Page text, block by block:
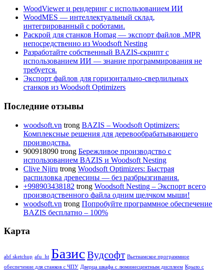
WoodViewer и рендеринг с использованием ИИ
WoodMES — интеллектуальный склад,
интегрированный с роботами.
Раскрой для станков Homag — экспорт файлов .MPR
непосредственно из Woodsoft Nesting
Разработайте собственный BAZIS-скрипт с
использованием ИИ — знание программирования не
требуется.
Экспорт файлов для горизонтально-сверлильных
станков из Woodsoft Optimizers
Последние отзывы
woodsoft.vn trong BAZIS – Woodsoft Optimizers:
Комплексные решения для деревообрабатывающего
производства.
900918090 trong Бережливое производство с
использованием BAZIS и Woodsoft Nesting
Clive Njiru trong Woodsoft Optimizers: Быстрая
распиловка древесины — без разбрызгивания.
+998903438182 trong Woodsoft Nesting – Экспорт всего
производственного файла одним щелчком мыши!
woodsoft.vn trong Попробуйте программное обеспечение
BAZIS бесплатно – 100%
Карта
abf sketchup afu_ht Базис Вудсофт Вьетнамское программное
обеспечение для станков с ЧПУ Дверца шкафа с люминесцентным дисплеем Крыло с